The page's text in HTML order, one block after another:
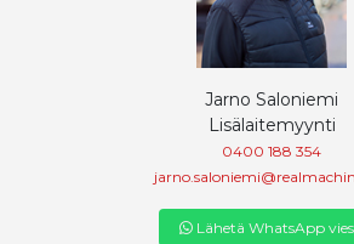
Jarno Saloniemi
Lisälaitemyynti
0400 188 354
Lähetä WhatsApp